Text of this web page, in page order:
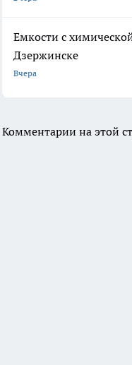
Емкости с
Дзержинске
Вчера
Комментарии на этой